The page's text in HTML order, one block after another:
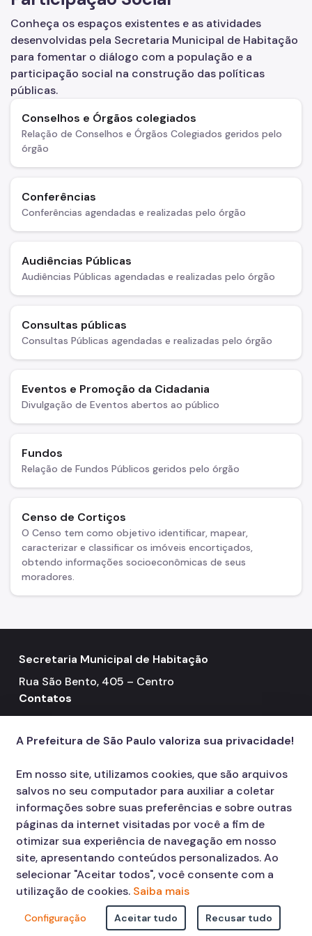
Fonte de Recursos
FMSAI
FMH
Pode Entrar
Urbanização de Favelas
PPP
Notícias
Imprensa
Conheça os espaços existentes e as atividades
desenvolvidas pela Secretaria Municipal de Habitação
para fomentar o diálogo com a população e a
participação social na construção das políticas
públicas.
Conselhos e Órgãos colegiados
Relação de Conselhos e Órgãos Colegiados geridos pelo
órgão
Conferências
Conferências agendadas e realizadas pelo órgão
Audiências Públicas
Audiências Públicas agendadas e realizadas pelo órgão
Consultas públicas
Consultas Públicas agendadas e realizadas pelo órgão
Eventos e Promoção da Cidadania
Divulgação de Eventos abertos ao público
Fundos
Relação de Fundos Públicos geridos pelo órgão
Censo de Cortiços
O Censo tem como objetivo identificar, mapear,
caracterizar e classificar os imóveis encortiçados,
obtendo informações socioeconômicas de seus
moradores.
Secretaria Municipal de Habitação
Rua São Bento, 405 – Centro
Contatos
Telefone: 3322-4500
© COPYRIGHT 2026,
Prefeitura Municipal de São Paulo Viaduto do Cha,
15 - Centro - CEP: 01002-020
A Prefeitura de São Paulo valoriza sua privacidade!
Em nosso site, utilizamos cookies, que são arquivos
salvos no seu computador para auxiliar a coletar
informações sobre suas preferências e sobre outras
páginas da internet visitadas por você a fim de
otimizar sua experiência de navegação em nosso
site, apresentando conteúdos personalizados. Ao
selecionar "Aceitar todos", você consente com a
utilização de cookies. Saiba mais
Configuração Aceitar tudo Recusar tudo